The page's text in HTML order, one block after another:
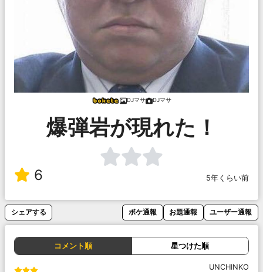
DJマサ DJマサ
爆弾岩が現れた！
6 5年くらい前
シェアする ボケ通報 お題通報 ユーザー通報
コメント順 星つけた順
UNCHINKO